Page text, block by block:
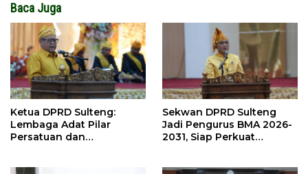
Baca Juga
Ketua DPRD Sulteng:
Lembaga Adat Pilar
Persatuan dan
Sekwan DPRD Sulteng
Jadi Pengurus BMA 2026-
2031, Siap Perkuat